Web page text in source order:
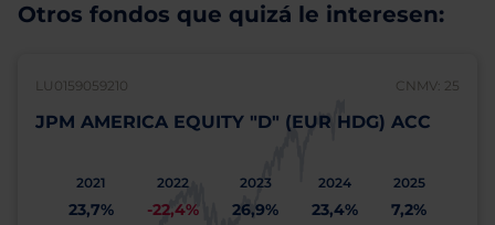
Otros fondos que quizá le interesen:
LU0159059210 CNMV: 25
JPM AMERICA EQUITY "D" (EUR HDG) ACC
2021
23,7%
2022
-22,4%
2023
26,9%
2024
23,4%
2025
7,2%